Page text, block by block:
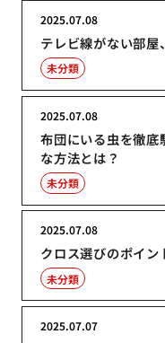
テレビ線がない部
2025.07.08
未分類
布団にいる虫を徹
な方法とは？
2025.07.08
未分類
クロス選びのポイ
2025.07.08
未分類
2025.07.07